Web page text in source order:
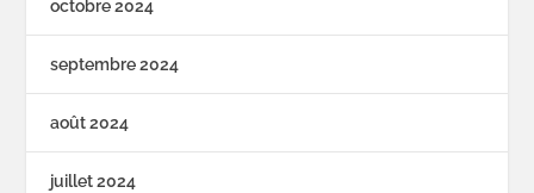
octobre 2024
septembre 2024
août 2024
juillet 2024